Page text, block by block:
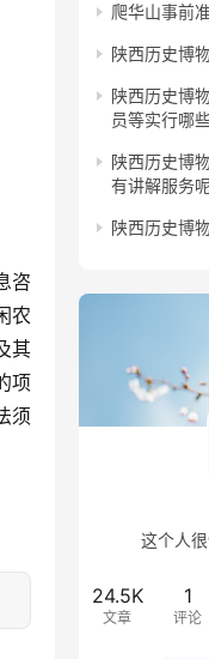
咨
农
其
项
须
爬华山事前
陕西历史博
陕西历史博
员等实行哪
陕西历史博
有讲解服务呢
陕西历史博
这个人
24.5K
文章
1
评论